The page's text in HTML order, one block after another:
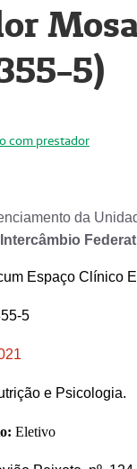
5)
com prestador
da
Espaço Clínico
5
e Psicologia.
Eletivo